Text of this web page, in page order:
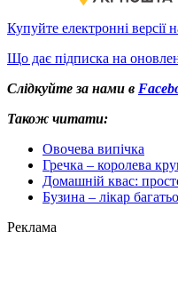
Купуйте електронні
Що дає підписка на
Слідкуйте за нами в
Також читати:
Овочева випічка
Гречка – королева
Домашній квас:
Бузина – лікар
Реклама